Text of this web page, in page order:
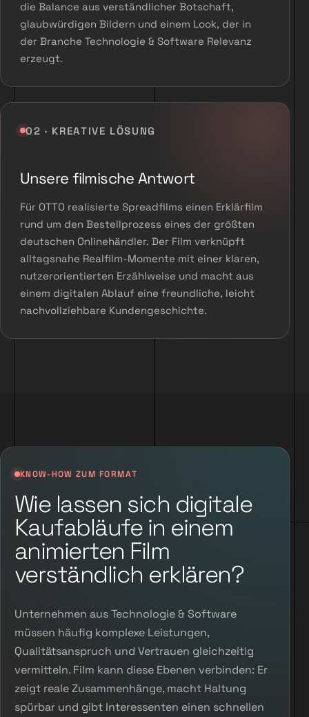
die Balance aus verständlicher Botschaft,
glaubwürdigen Bildern und einem Look, der in
der Branche Technologie & Software Relevanz
erzeugt.
02 · KREATIVE LÖSUNG
Unsere filmische Antwort
Für OTTO realisierte Spreadfilms einen Erklärfilm
rund um den Bestellprozess eines der größten
deutschen Onlinehändler. Der Film verknüpft
alltagsnahe Realfilm-Momente mit einer klaren,
nutzerorientierten Erzählweise und macht aus
einem digitalen Ablauf eine freundliche, leicht
nachvollziehbare Kundengeschichte.
KNOW-HOW ZUM FORMAT
Wie lassen sich digitale
Kaufabläufe in einem
animierten Film
verständlich erklären?
Unternehmen aus Technologie & Software
müssen häufig komplexe Leistungen,
Qualitätsanspruch und Vertrauen gleichzeitig
vermitteln. Film kann diese Ebenen verbinden: Er
zeigt reale Zusammenhänge, macht Haltung
spürbar und gibt Interessenten einen schnellen